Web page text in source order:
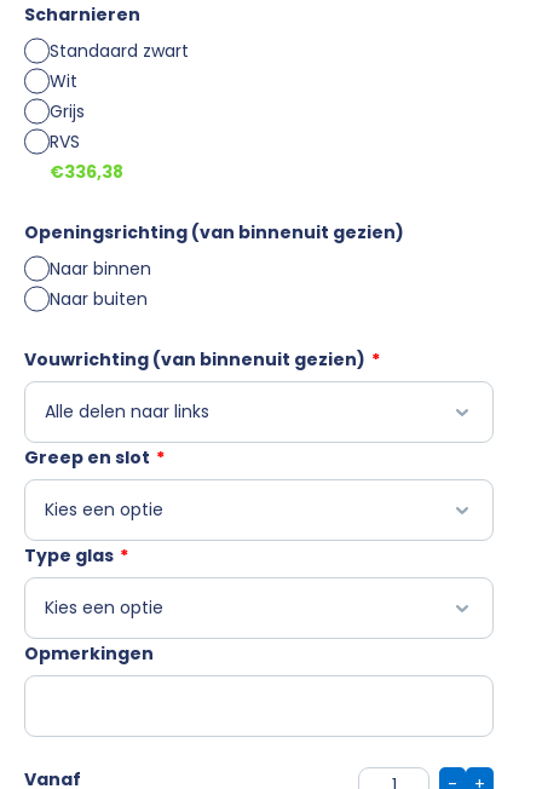
Scharnieren
Standaard zwart
Wit
Grijs
RVS
€336,38
Openingsrichting (van binnenuit gezien)
Naar binnen
Naar buiten
*
Vouwrichting (van binnenuit gezien)
*
Greep en slot
*
Type glas
Opmerkingen
Vanaf +
-